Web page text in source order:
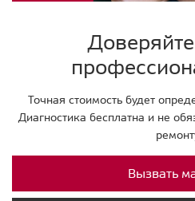
Точная стоимость будет
Диагностика бесплатна и не
Вызвать